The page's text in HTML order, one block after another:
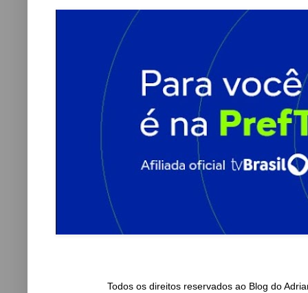
Todos os direitos reservados ao Blog do